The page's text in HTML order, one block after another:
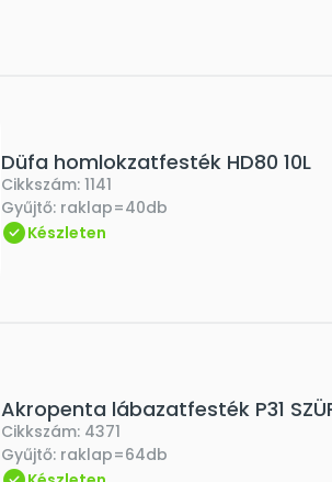
Düfa homlokzatfesték HD80 10L
Cikkszám: 1141
Gyűjtő: raklap=40db
Készleten
Akropenta lábazatfesték P31
Cikkszám: 4371
Gyűjtő: raklap=64db